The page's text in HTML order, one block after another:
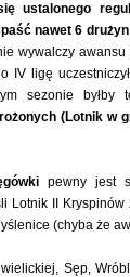
ustalonego
nawet 6 drużyn
wywalczy
IV ligę
sezonie byłby
(Lotnik w
pewny jest
Lotnik II
(chyba że
Sęp,